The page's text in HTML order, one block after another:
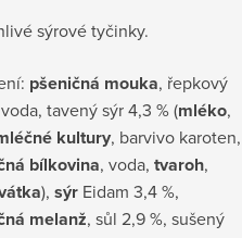
sýrové tyčinky.
pšeničná mouka, řepkový
tavený sýr 4,3 % (mléko,
kultury, barvivo karoten,
bílkovina, voda, tvaroh,
), sýr Eidam 3,4 %,
melanž, sůl 2,9 %, sušený